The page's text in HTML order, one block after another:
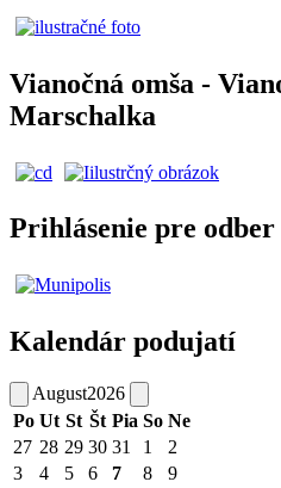
Vianočná omša -
Marschalka
Prihlásenie pre
Kalendár podujatí
August2026
Po Ut St Št Pia So Ne
27 28 29 30 31 1
2
3
4 5 6 7 8
9